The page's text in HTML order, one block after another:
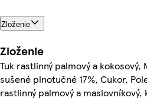
Zloženie
Zloženie
Tuk rastlinný palmový a kokosový,
sušené plnotučné 17%, Cukor,
rastlinný palmový a maslovníkový,